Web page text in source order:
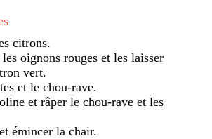
citrons.
oignons rouges et les laisser
vert.
et le chou-rave.
et râper le chou-rave et les
émincer la chair.